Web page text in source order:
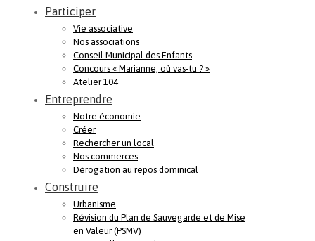
Participer
Vie associative
Nos associations
Conseil Municipal des Enfants
Concours « Marianne, où vas-tu ? »
Atelier 104
Entreprendre
Notre économie
Créer
Rechercher un local
Nos commerces
Dérogation au repos dominical
Construire
Urbanisme
Révision du Plan de Sauvegarde et de Mise
en Valeur (PSMV)